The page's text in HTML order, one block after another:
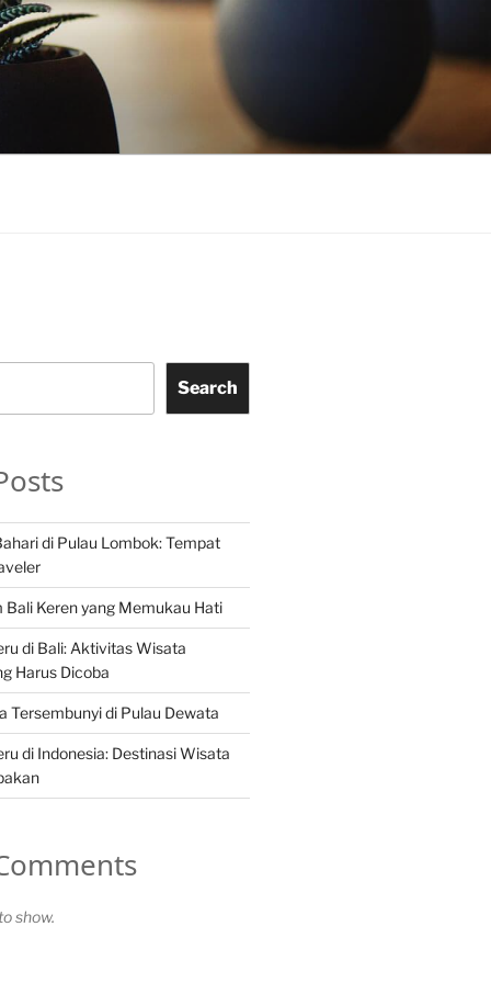
Search
di Pulau Lombok: Tempat
Bali Keren yang Memukau Hati
di Bali: Aktivitas Wisata
Harus Dicoba
Tersembunyi di Pulau Dewata
di Indonesia: Destinasi Wisata
show.